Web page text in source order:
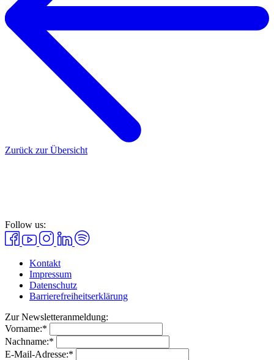
Zurück zur Übersicht
Follow us:
Kontakt
Impressum
Datenschutz
Barrierefreiheitserklärung
Zur Newsletteranmeldung:
Vorname:*
Nachname:*
E-Mail-Adresse:*